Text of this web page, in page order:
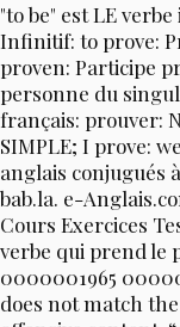
"to be" est LE
Infinitif: to prove:
proven: Participe
personne du
français: prouver:
SIMPLE; I prove:
anglais conjugués
bab.la. e-
Cours Exercices
verbe qui prend le
0000001965
does not match